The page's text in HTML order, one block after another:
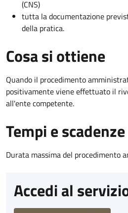
(CNS)
tutta la documentazione
della pratica.
Cosa si ottiene
Quando il procedimento
positivamente viene effettuato il
all'ente competente.
Tempi e scadenze
Durata massima del procedimento
Accedi al